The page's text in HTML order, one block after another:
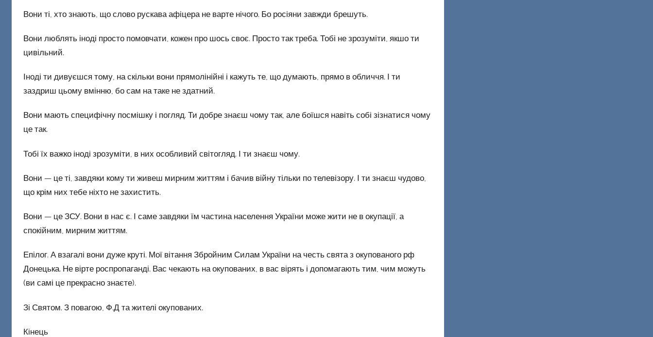
Вони ті, хто знають, що слово рускава афіцера не варте нічого. Бо росіяни завжди брешуть.
Вони люблять іноді просто помовчати, кожен про шось своє. Просто так треба. Тобі не зрозуміти, якшо ти
цивільний.
Іноді ти дивуєшся тому, на скільки вони прямолінійні і кажуть те, що думають, прямо в обличчя. І ти
заздриш цьому вмінню, бо сам на таке не здатний.
Вони мають специфічну посмішку і погляд. Ти добре знаєш чому так, але боїшся навіть собі зізнатися чому
це так.
Тобі їх важко іноді зрозуміти, в них особливий світогляд. І ти знаєш чому.
Вони — це ті, завдяки кому ти живеш мирним життям і бачив війну тільки по телевізору. І ти знаєш чудово,
що крім них тебе ніхто не захистить.
Вони — це ЗСУ. Вони в нас є. І саме завдяки їм частина населення України може жити не в окупації, а
спокійним, мирним життям.
Епілог. А взагалі вони дуже круті. Мої вітання Збройним Силам України на честь свята з окупованого рф
Донецька. Не вірте роспропаганді. Вас чекають на окупованих, в вас вірять і допомагають тим, чим можуть
(ви самі це прекрасно знаєте).
Зі Святом. З повагою, Ф.Д та жителі окупованих.
Кінець